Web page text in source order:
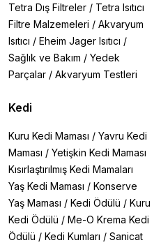
Tetra Dış Filtreler / Tetra Isıtıcı
Filtre Malzemeleri / Akvaryum
Isıtıcı / Eheim Jager Isıtıcı /
Sağlık ve Bakım / Yedek
Parçalar / Akvaryum Testleri
Kedi
Kuru Kedi Maması / Yavru Kedi
Maması / Yetişkin Kedi Maması
Kısırlaştırılmış Kedi Mamaları
Yaş Kedi Maması / Konserve
Yaş Maması / Kedi Ödülü / Kuru
Kedi Ödülü / Me-O Krema Kedi
Ödülü / Kedi Kumları / Sanicat